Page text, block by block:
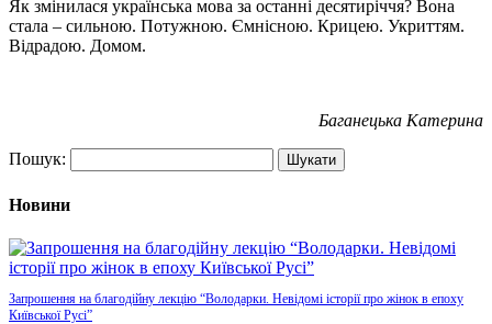
Як змінилася українська мова за останні десятиріччя? Вона
стала – сильною. Потужною. Ємнісною. Крицею. Укриттям.
Відрадою. Домом.
Баганецька Катерина
Пошук:
Новини
Запрошення на благодійну лекцію “Володарки. Невідомі історії про жінок в епоху
Київської Русі”